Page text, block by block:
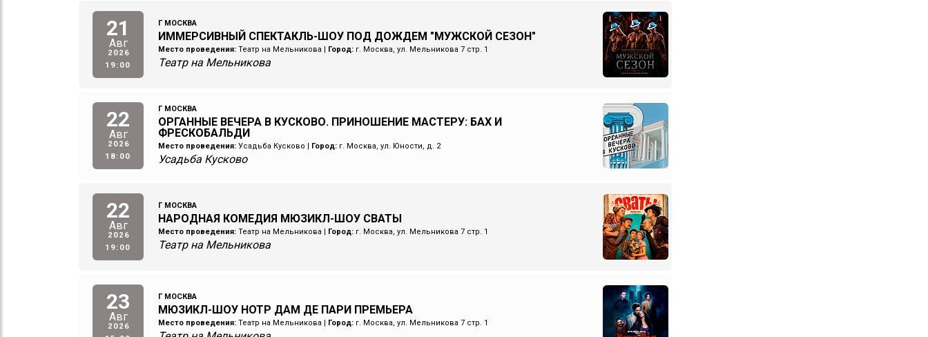
21
Авг
2026
19:00
Г МОСКВА
ИММЕРСИВНЫЙ СПЕКТАКЛЬ-ШОУ ПОД ДОЖДЕМ "МУЖСКОЙ СЕЗОН"
Место проведения:Театр на Мельникова | Город:г. Москва, ул. Мельникова 7 стр. 1
Театр на Мельникова
22
Авг
2026
18:00
Г МОСКВА
ОРГАННЫЕ ВЕЧЕРА В КУСКОВО. ПРИНОШЕНИЕ МАСТЕРУ: БАХ И
ФРЕСКОБАЛЬДИ
Место проведения:Усадьба Кусково | Город:г. Москва, ул. Юности, д. 2
Усадьба Кусково
22
Авг
2026
19:00
Г МОСКВА
НАРОДНАЯ КОМЕДИЯ МЮЗИКЛ-ШОУ СВАТЫ
Место проведения:Театр на Мельникова | Город:г. Москва, ул. Мельникова 7 стр. 1
Театр на Мельникова
23
Авг
2026
Г МОСКВА
МЮЗИКЛ-ШОУ НОТР ДАМ ДЕ ПАРИ ПРЕМЬЕРА
Место проведения:Театр на Мельникова | Город:г. Москва, ул. Мельникова 7 стр. 1